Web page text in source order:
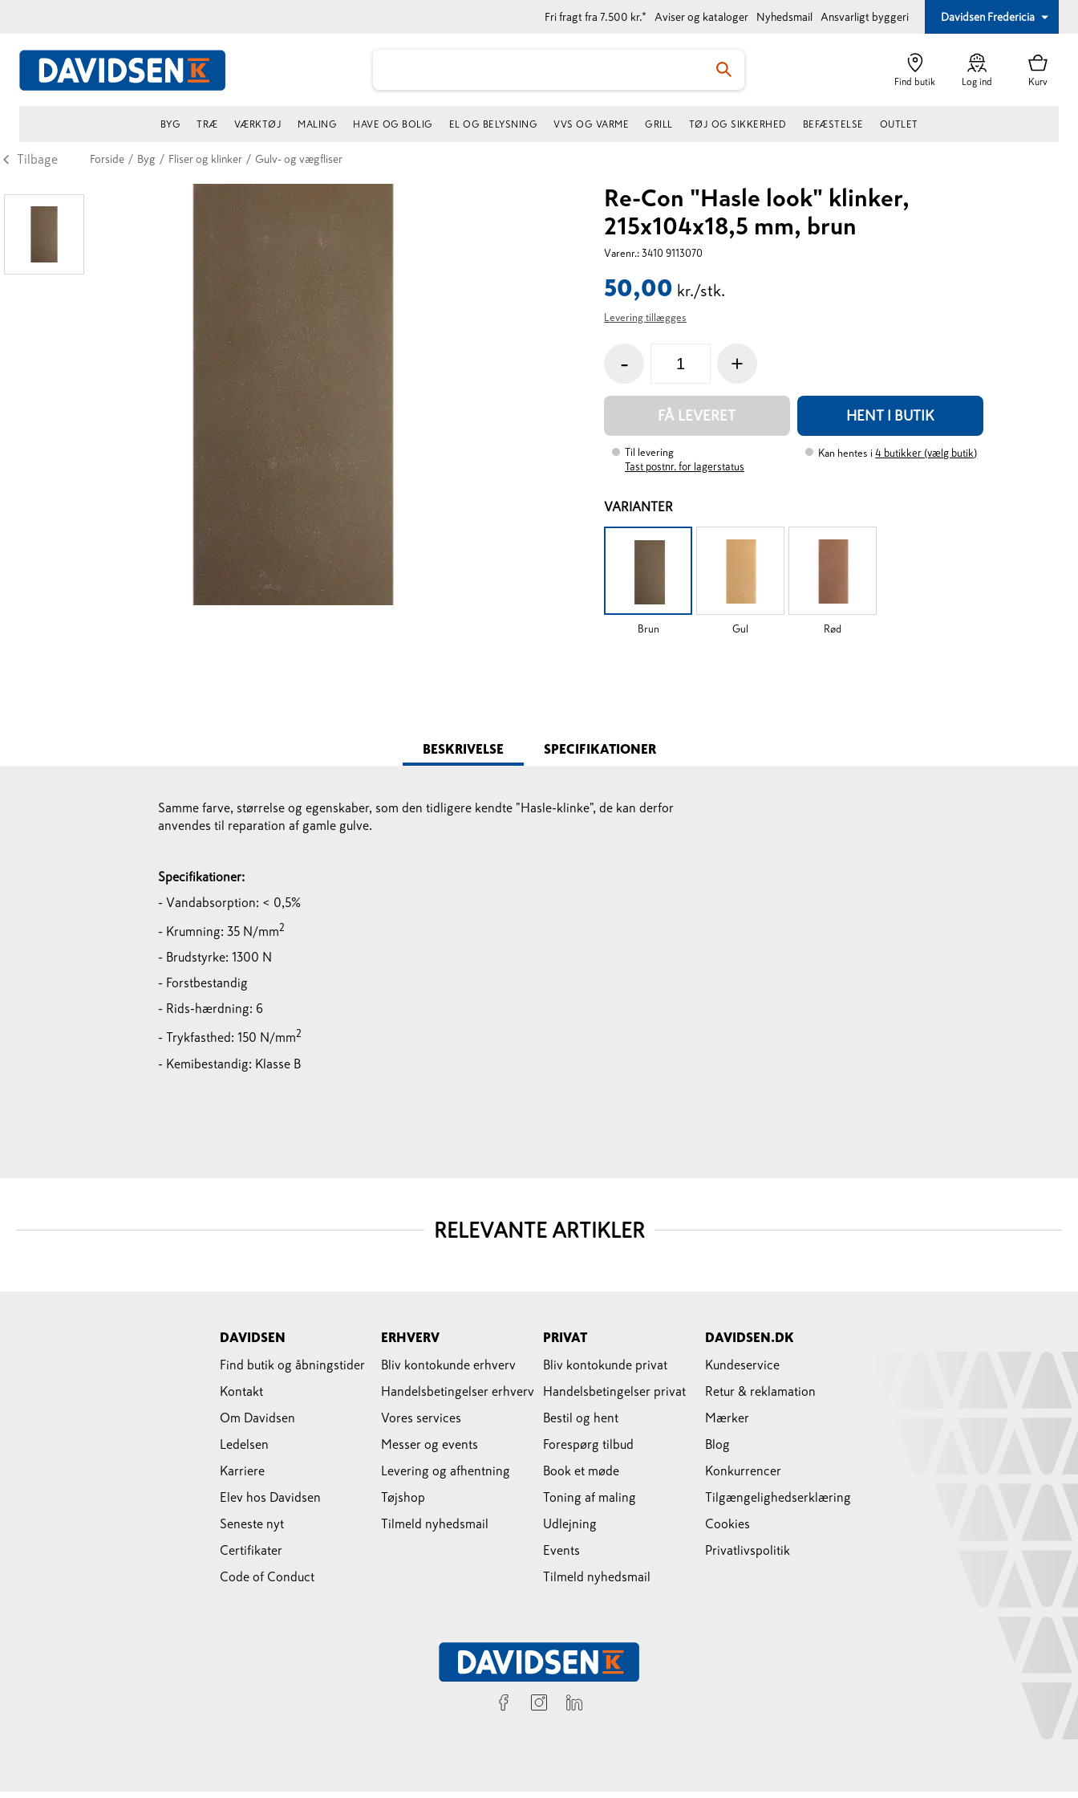
Fri fragt fra 7.500 kr.* Aviser og kataloger Nyhedsmail Ansvarligt byggeri Davidsen Fredericia
Find butik Log ind Kurv
BYG TRÆ VÆRKTØJ MALING HAVE OG BOLIG EL OG BELYSNING VVS OG VARME GRILL TØJ OG SIKKERHED BEFÆSTELSE OUTLET
Tilbage Forside / Byg / Fliser og klinker / Gulv- og vægfliser
Re-Con "Hasle look" klinker,
215x104x18,5 mm, brun
Varenr.: 3410 9113070
50,00 kr./stk.
Levering tillægges
- +
FÅ LEVERET HENT I BUTIK
Til levering
Tast postnr. for lagerstatus
Kan hentes i 4 butikker (vælg butik)
VARIANTER
Brun Gul Rød
BESKRIVELSE SPECIFIKATIONER
Samme farve, størrelse og egenskaber, som den tidligere kendte "Hasle-klinke", de kan derfor
anvendes til reparation af gamle gulve.
Specifikationer:
- Vandabsorption: < 0,5%
- Krumning: 35 N/mm2
- Brudstyrke: 1300 N
- Forstbestandig
- Rids-hærdning: 6
- Trykfasthed: 150 N/mm2
- Kemibestandig: Klasse B
RELEVANTE ARTIKLER
DAVIDSEN
Find butik og åbningstider
Kontakt
Om Davidsen
Ledelsen
Karriere
Elev hos Davidsen
Seneste nyt
Certifikater
Code of Conduct
ERHVERV
Bliv kontokunde erhverv
Handelsbetingelser erhverv
Vores services
Messer og events
Levering og afhentning
Tøjshop
Tilmeld nyhedsmail
PRIVAT
Bliv kontokunde privat
Handelsbetingelser privat
Bestil og hent
Forespørg tilbud
Book et møde
Toning af maling
Udlejning
Events
Tilmeld nyhedsmail
DAVIDSEN.DK
Kundeservice
Retur & reklamation
Mærker
Blog
Konkurrencer
Tilgængelighedserklæring
Cookies
Privatlivspolitik